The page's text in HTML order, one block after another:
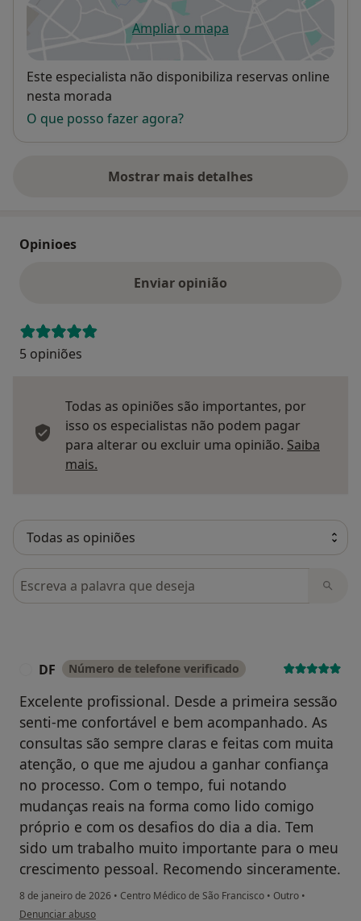
Ampliar o mapaabre num novo separador
Disponibilidade
Este especialista não disponibiliza reservas online
nesta morada
O que posso fazer agora?
Mostrar mais detalhes
sobre o endereço
Opinioes
Enviar opinião
5 opiniões
Todas as opiniões são importantes, por
isso os especialistas não podem pagar
para alterar ou excluir uma opinião. Saiba
mais.
Pesquisar em opiniões
DF Número de telefone verificado
Excelente profissional. Desde a primeira sessão
senti-me confortável e bem acompanhado. As
consultas são sempre claras e feitas com muita
atenção, o que me ajudou a ganhar confiança
no processo. Com o tempo, fui notando
mudanças reais na forma como lido comigo
próprio e com os desafios do dia a dia. Tem
sido um trabalho muito importante para o meu
crescimento pessoal. Recomendo sinceramente.
8 de janeiro de 2026 • Centro Médico de São Francisco • Outro •
na opinião do utilizador DF
Denunciar abuso